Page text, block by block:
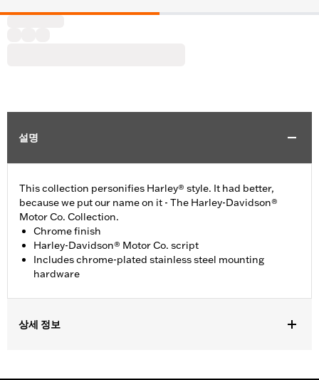
설명
This collection personifies Harley® style. It had better,
because we put our name on it - The Harley-Davidson®
Motor Co. Collection.
Chrome finish
Harley-Davidson® Motor Co. script
Includes chrome-plated stainless steel mounting
hardware
상세 정보